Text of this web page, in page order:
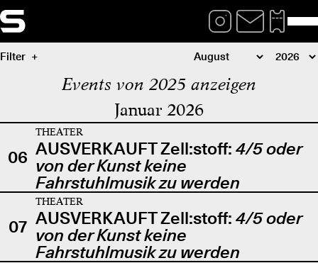
Filter
Events von 2025 anzeigen
Januar 2026
06
THEATER
AUSVERKAUFT Zell:stoff: 4/5 oder
von der Kunst keine
Fahrstuhlmusik zu werden
07
THEATER
AUSVERKAUFT Zell:stoff: 4/5 oder
von der Kunst keine
Fahrstuhlmusik zu werden